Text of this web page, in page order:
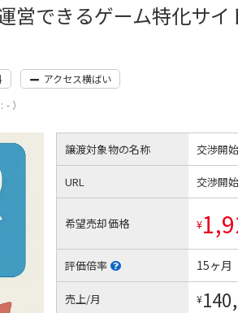
営できるゲーム特化サ
アクセス横ばい
）
譲渡対象物の名称 交渉開
URL 交渉開
希望売却価格 ¥
評価倍率 15ヶ月
売上/月 ¥